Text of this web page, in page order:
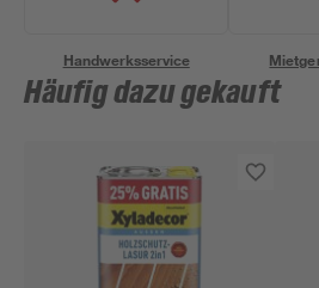
Handwerksservice
Häufig dazu gekauft